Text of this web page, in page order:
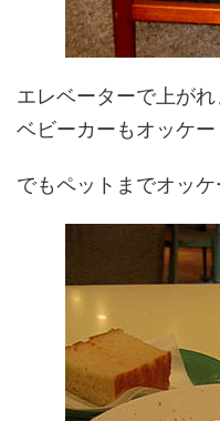
エレベーターで上がれ
ベビーカーもオッケー
でもペットまでオッ